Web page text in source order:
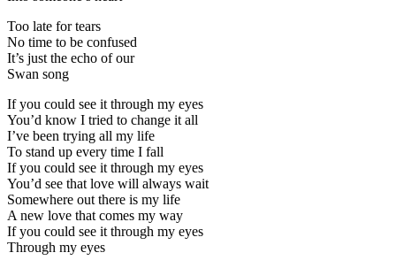
Too late for tears
No time to be confused
It’s just the echo of our
Swan song
If you could see it through my eyes
You’d know I tried to change it all
I’ve been trying all my life
To stand up every time I fall
If you could see it through my eyes
You’d see that love will always wait
Somewhere out there is my life
A new love that comes my way
If you could see it through my eyes
Through my eyes